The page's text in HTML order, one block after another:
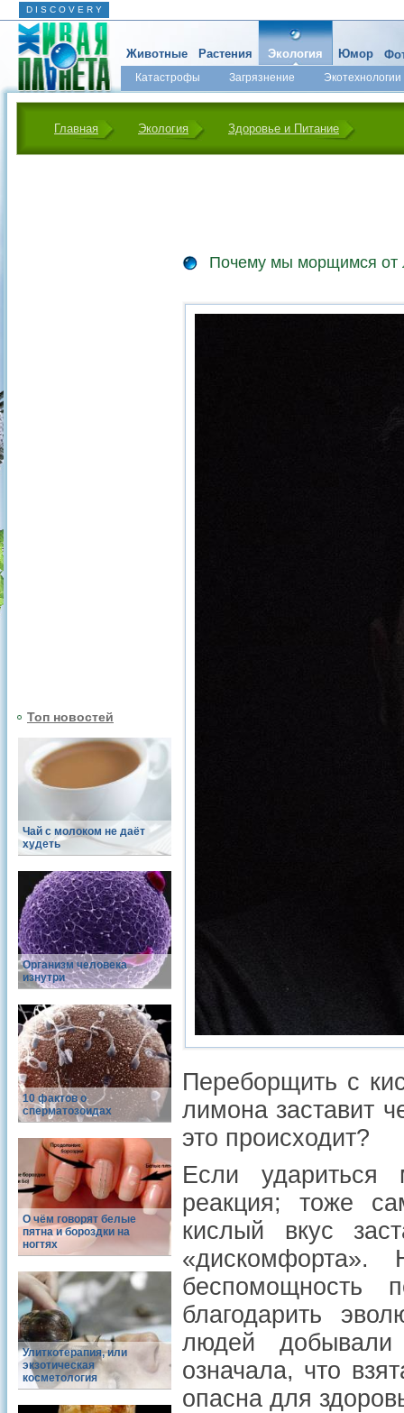
D I S C O V E R Y
Животные Растения Экология
Катастрофы Загрязнение Экотехнологии
Юмор
Главная Экология Здоровье и Питание
Топ новостей
Чай с молоком не даёт
худеть
Организм человека
изнутри
10 фактов о
сперматозоидах
О чём говорят белые
пятна и бороздки на
ногтях
Улиткотерапия, или
экзотическая
косметология
Почему мы морщимся от
Переборщить с
лимона заставит
это происходит?
Если удариться
реакция; тоже
кислый вкус
беспомощность
благодарить
людей
означала, что
опасна для